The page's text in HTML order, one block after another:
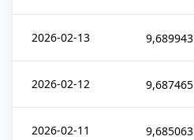
2026-02-13 9,689943
2026-02-12 9,687465
2026-02-11 9,685063